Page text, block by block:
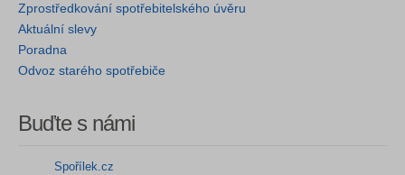
Zprostředkování spotřebitelského úvěru
Aktuální slevy
Poradna
Odvoz starého spotřebiče
Buďte s námi
Spořílek.cz